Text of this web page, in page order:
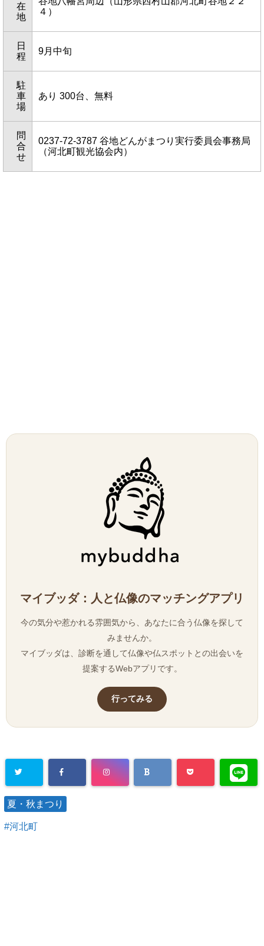
在
地
４）
日
程
9月中旬
駐
車
場
あり 300台、無料
問
合
せ
0237-72-3787 谷地どんがまつり実行委員会事務局
（河北町観光協会内）
マイブッダ：人と仏像のマッチングアプリ
今の気分や惹かれる雰囲気から、あなたに合う仏像を探して
みませんか。
マイブッダは、診断を通して仏像や仏スポットとの出会いを
提案するWebアプリです。
行ってみる
夏・秋まつり
河北町